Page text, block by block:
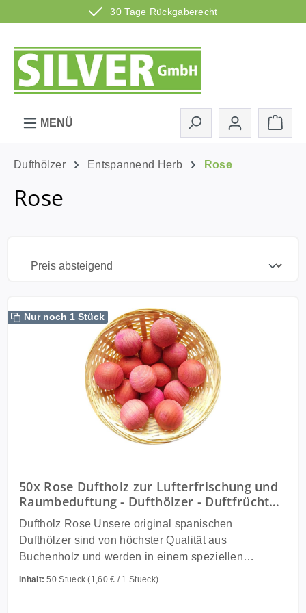
30 Tage Rückgaberecht
Zum Hauptinhalt springen
MENÜ
Dufthölzer Entspannend Herb Rose
Rose
Nur noch 1 Stück
50x Rose Duftholz zur Lufterfrischung und
Raumbeduftung - Dufthölzer - Duftfrüchte -
Duftkugel
Duftholz Rose Unsere original spanischen
Dufthölzer sind von höchster Qualität aus
Buchenholz und werden in einem speziellen
Inhalt:50 Stueck(1,60 € / 1 Stueck)